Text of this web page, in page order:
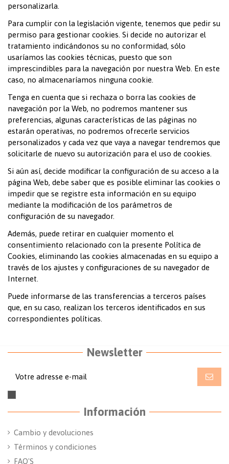
personalizarla.
Para cumplir con la legislación vigente, tenemos que pedir su
permiso para gestionar cookies. Si decide no autorizar el
tratamiento indicándonos su no conformidad, sólo
usaríamos las cookies técnicas, puesto que son
imprescindibles para la navegación por nuestra Web. En este
caso, no almacenaríamos ninguna cookie.
Tenga en cuenta que si rechaza o borra las cookies de
navegación por la Web, no podremos mantener sus
preferencias, algunas características de las páginas no
estarán operativas, no podremos ofrecerle servicios
personalizados y cada vez que vaya a navegar tendremos que
solicitarle de nuevo su autorización para el uso de cookies.
Si aún así, decide modificar la configuración de su acceso a la
página Web, debe saber que es posible eliminar las cookies o
impedir que se registre esta información en su equipo
mediante la modificación de los parámetros de
configuración de su navegador.
Además, puede retirar en cualquier momento el
consentimiento relacionado con la presente Política de
Cookies, eliminando las cookies almacenadas en su equipo a
través de los ajustes y configuraciones de su navegador de
Internet.
Puede informarse de las transferencias a terceros países
que, en su caso, realizan los terceros identificados en sus
correspondientes políticas.
Newsletter
Información
Cambio y devoluciones
Términos y condiciones
FAQ'S